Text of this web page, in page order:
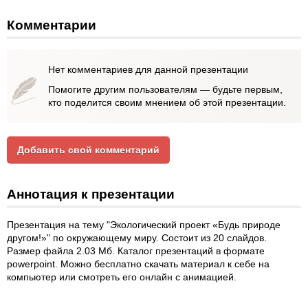
Комментарии
Нет комментариев для данной презентации
Помогите другим пользователям — будьте первым,
кто поделится своим мнением об этой презентации.
Добавить свой комментарий
Аннотация к презентации
Презентация на тему "Экологический проект «Будь природе
другом!»" по окружающему миру. Состоит из 20 слайдов.
Размер файла 2.03 Мб. Каталог презентаций в формате
powerpoint. Можно бесплатно скачать материал к себе на
компьютер или смотреть его онлайн с анимацией.